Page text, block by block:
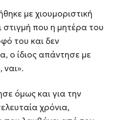
με χιουμοριστική
στιγμή που η μητέρα του
του και δεν
ο ίδιος απάντησε με
ναι».
όμως και για την
χρόνια,